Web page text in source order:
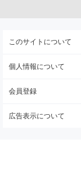
このサイトについて
個人情報について
会員登録
広告表示について